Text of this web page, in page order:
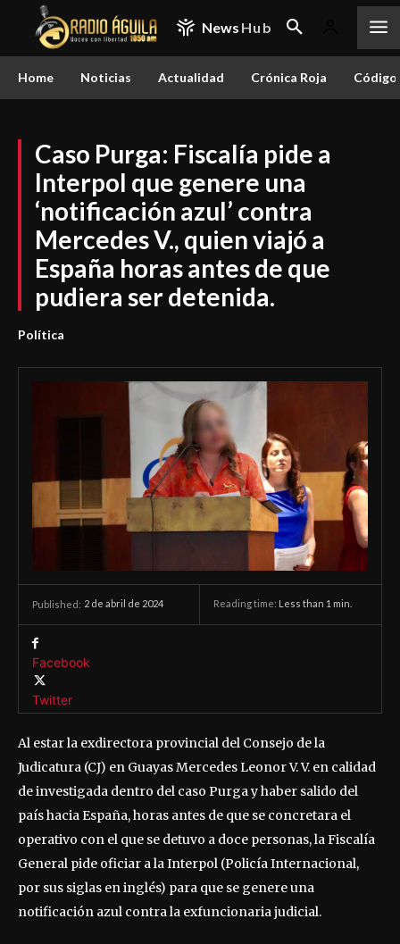
News Hub
Home Noticias Actualidad Crónica Roja
Caso Purga: Fiscalía pide a
Interpol que genere una
‘notificación azul’ contra
Mercedes V., quien viajó a
España horas antes de que
pudiera ser detenida.
Política
Published: 2 de abril de 2024 Reading time: Less than 1 min.
Facebook
Twitter
Al estar la exdirectora provincial del Consejo de la
Judicatura (CJ) en Guayas Mercedes Leonor V. V. en calidad
de investigada dentro del caso Purga y haber salido del
país hacia España, horas antes de que se concretara el
operativo con el que se detuvo a doce personas, la Fiscalía
General pide oficiar a la Interpol (Policía Internacional,
por sus siglas en inglés) para que se genere una
notificación azul contra la exfuncionaria judicial.